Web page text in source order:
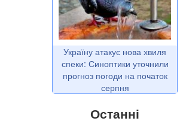
Україну атакує нова хвиля
спеки: Синоптики уточнили
прогноз погоди на початок
серпня
Останні